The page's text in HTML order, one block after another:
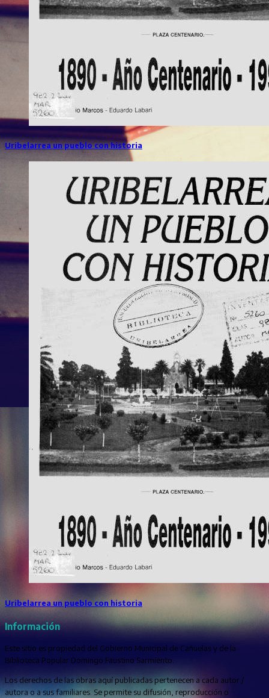
Uribelarrea un pueblo con historia
Uribelarrea un pueblo con historia
Información
Este sitio es propiedad del Gobierno Municipal de Cañuelas y de la
Biblioteca Popular Domingo Faustino Sarmiento.
Los derechos de las obras aquí publicadas pertenecen a cada autor /
autora o a sus familiares. Se permite su difusión, reproducción o